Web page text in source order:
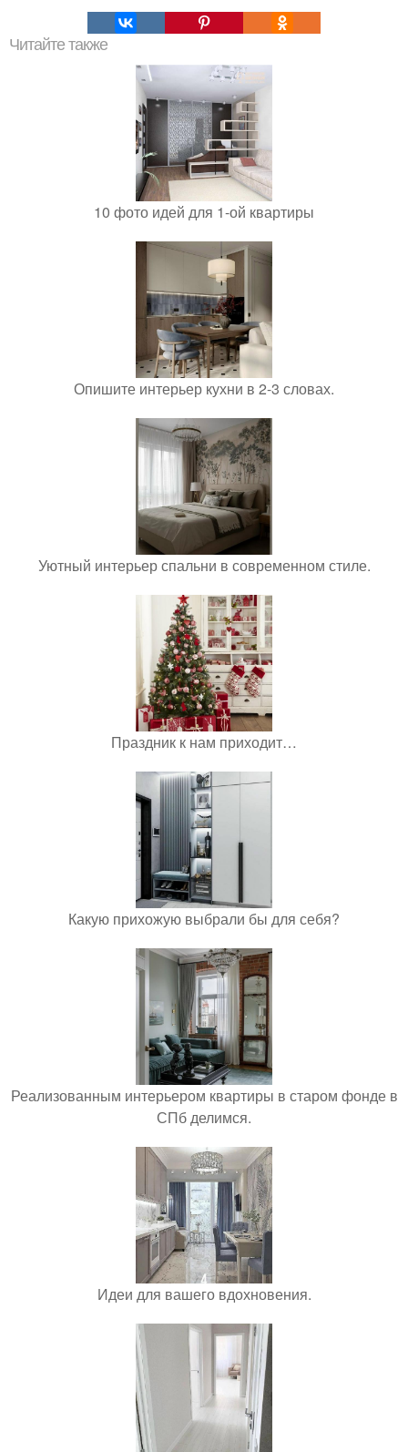
Читайте также
10 фото идей для 1-ой квартиры
Опишите интерьер кухни в 2-3 словах.
Уютный интерьер спальни в современном стиле.
Праздник к нам приходит…
Какую прихожую выбрали бы для себя?
Реализованным интерьером квартиры в старом фонде в
СПб делимся.
Идеи для вашего вдохновения.